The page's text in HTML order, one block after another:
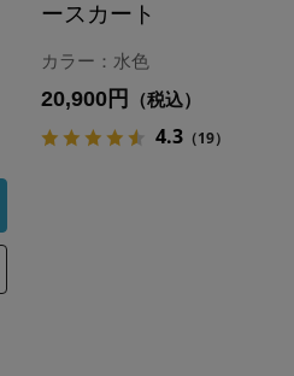
ースカート
カラー：水色
20,900円 （税込）
4.3（19）